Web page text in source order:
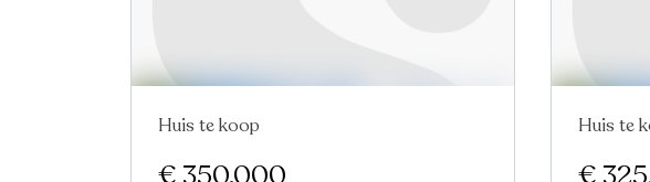
Nieuw
Huis te koop Nieuw
Huis te